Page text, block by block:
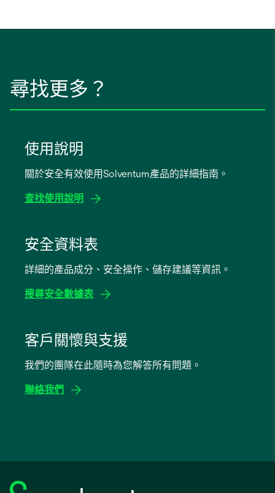
尋找更多？
使用說明
關於安全有效使用Solventum產品的詳細指南。
查找使用說明
安全資料表
詳細的產品成分、安全操作、儲存建議等資訊。
搜尋安全數據表
客戶關懷與支援
我們的團隊在此隨時為您解答所有問題。
聯絡我們